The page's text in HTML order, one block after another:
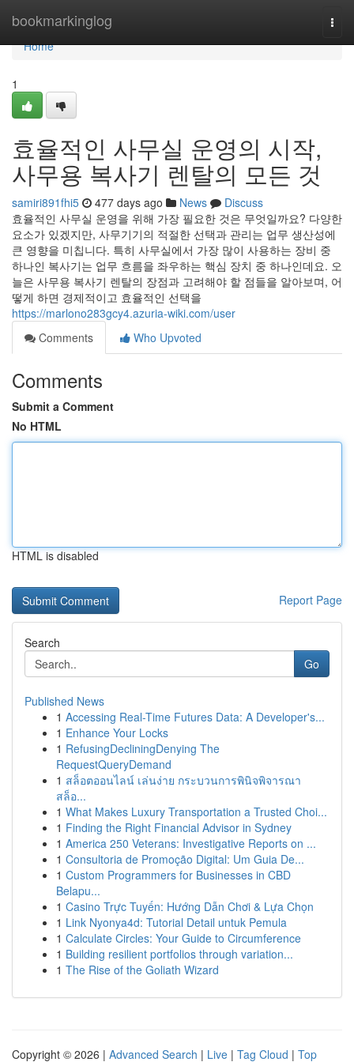
bookmarkinglog
Home
Home
1
효율적인 사무실 운영의 시작,
사무용 복사기 렌탈의 모든 것
samiri891fhi5 477 days ago News
Discuss
효율적인 사무실 운영을 위해 가장 필요한 것은 무엇일까요? 다양한
요소가 있겠지만, 사무기기의 적절한 선택과 관리는 업무 생산성에
큰 영향을 미칩니다. 특히 사무실에서 가장 많이 사용하는 장비 중
하나인 복사기는 업무 흐름을 좌우하는 핵심 장치 중 하나인데요. 오
늘은 사무용 복사기 렌탈의 장점과 고려해야 할 점들을 알아보며, 어
떻게 하면 경제적이고 효율적인 선택을
https://marlono283gcy4.azuria-wiki.com/user
Comments
Who Upvoted
Comments
Submit a Comment
No HTML
HTML is disabled
Report Page
Search
Go
Published News
1 Accessing Real-Time Futures Data: A Developer's...
1 Enhance Your Locks
1 RefusingDecliningDenying The
RequestQueryDemand
1 สล็อตออนไลน์ เล่นง่าย กระบวนการพินิจพิจารณา
สล็อ...
1 What Makes Luxury Transportation a Trusted Choi...
1 Finding the Right Financial Advisor in Sydney
1 America 250 Veterans: Investigative Reports on ...
1 Consultoria de Promoção Digital: Um Guia De...
1 Custom Programmers for Businesses in CBD
Belapu...
1 Casino Trực Tuyến: Hướng Dẫn Chơi & Lựa Chọn
1 Link Nyonya4d: Tutorial Detail untuk Pemula
1 Calculate Circles: Your Guide to Circumference
1 Building resilient portfolios through variation...
1 The Rise of the Goliath Wizard
Copyright © 2026 | Advanced Search | Live | Tag Cloud | Top